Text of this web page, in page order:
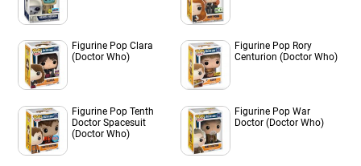
Figurine Pop Clara
(Doctor Who)
Figurine Pop Rory
Centurion (Doctor Who)
Figurine Pop Tenth
Doctor Spacesuit
(Doctor Who)
Figurine Pop War
Doctor (Doctor Who)